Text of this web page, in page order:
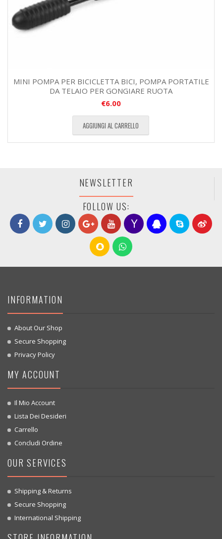
MINI POMPA PER BICICLETTA BICI, POMPA PORTATILE
DA TELAIO PER GONGIARE RUOTA
€6.00
AGGIUNGI AL CARRELLO
NEWSLETTER
FOLLOW US:
INFORMATION
About Our Shop
Secure Shopping
Privacy Policy
MY ACCOUNT
Il Mio Account
Lista Dei Desideri
Carrello
Concludi Ordine
OUR SERVICES
Shipping & Returns
Secure Shopping
International Shipping